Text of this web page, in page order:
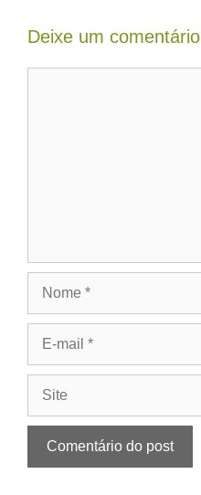
Deixe um comentário